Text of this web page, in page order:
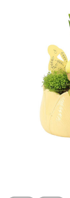
Arm- en
Oog- en
Broeken en